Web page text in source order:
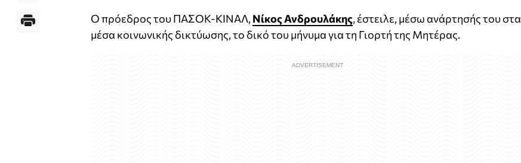
Ο πρόεδρος του ΠΑΣΟΚ-ΚΙΝΑΛ, Νίκος Ανδρουλάκης, έστειλε, μέσω ανάρτησής του στα
μέσα κοινωνικής δικτύωσης, το δικό του μήνυμα για τη Γιορτή της Μητέρας.